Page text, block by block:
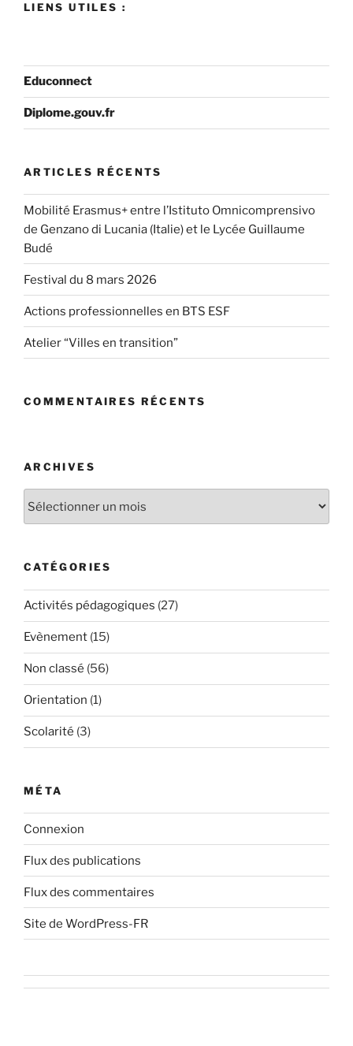
LIENS UTILES :
Educonnect
Diplome.gouv.fr
ARTICLES RÉCENTS
Mobilité Erasmus+ entre l’Istituto Omnicomprensivo
de Genzano di Lucania (Italie) et le Lycée Guillaume
Budé
Festival du 8 mars 2026
Actions professionnelles en BTS ESF
Atelier “Villes en transition”
COMMENTAIRES RÉCENTS
ARCHIVES
CATÉGORIES
Activités pédagogiques (27)
Evènement (15)
Non classé (56)
Orientation (1)
Scolarité (3)
MÉTA
Connexion
Flux des publications
Flux des commentaires
Site de WordPress-FR